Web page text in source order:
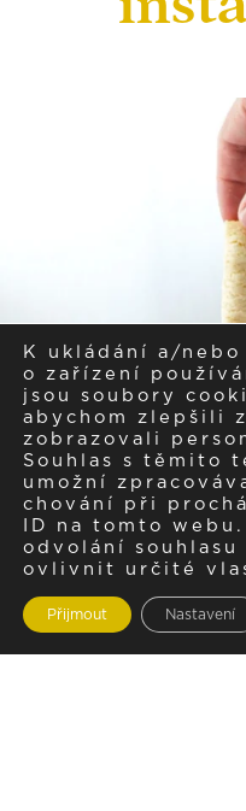
K ukládání a/
o zařízení
jsou soubory
abychom zlepšili
zobrazovali
Souhlas s těmito
umožní
chování při
ID na tomto
odvolání
ovlivnit určité
Přijmout Nastavení